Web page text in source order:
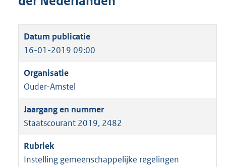
16-01-2019 09:00
Ouder-Amstel
Staatscourant 2019, 2482
Instelling gemeenschappelijke regelingen